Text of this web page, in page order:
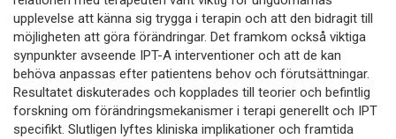
upplevelse att känna sig trygga i terapin och att den bidragit till
möjligheten att göra förändringar. Det framkom också viktiga
synpunkter avseende IPT-A interventioner och att de kan
behöva anpassas efter patientens behov och förutsättningar.
Resultatet diskuterades och kopplades till teorier och befintlig
forskning om förändringsmekanismer i terapi generellt och IPT
specifikt. Slutligen lyftes kliniska implikationer och framtida